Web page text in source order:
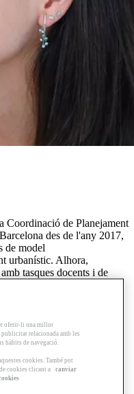
Coordinació de Planejament
des de l'any 2017,
de model
urbanístic. Alhora,
tasques docents i de
d'Arquitectura de
d'urbanisme al Grau en
Màster d'Arquitectura del
oferir-li una millor
publicitat relacionada amb les
hàbits de navegació.
cookies. També pot
cookies clicant a
canviar